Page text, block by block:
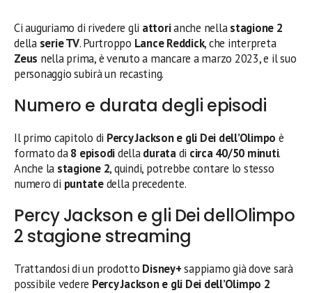
Ci auguriamo di rivedere gli attorianche nellastagione 2
della serie TV. Purtroppo Lance Reddick, che interpreta
Zeus nella prima, è venuto a mancare a marzo 2023, e il suo
personaggio subirà un recasting.
Numero e durata degli episodi
Il primo capitolo di Percy Jackson e gli Dei dell’Olimpo è
formato da8 episodidelladuratadi circa 40/50 minuti.
Anche la stagione 2, quindi, potrebbe contare lo stesso
numero di puntatedella precedente.
Percy Jackson e gli Dei dellOlimpo
2 stagione streaming
Trattandosi di un prodotto Disney+sappiamo già dove sarà
possibile vedere Percy Jackson e gli Dei dell’Olimpo 2